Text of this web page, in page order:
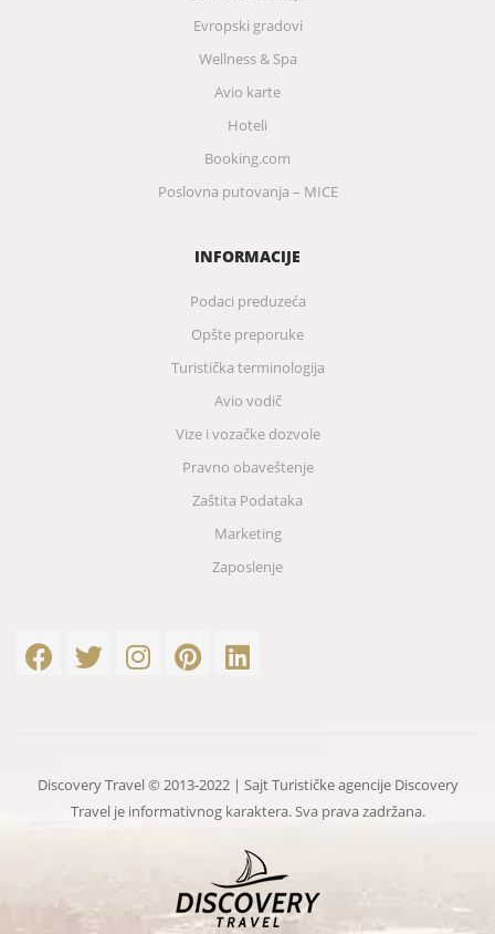
Evropski gradovi
Wellness & Spa
Avio karte
Hoteli
Booking.com
Poslovna putovanja – MICE
INFORMACIJE
Podaci preduzeća
Opšte preporuke
Turistička terminologija
Avio vodič
Vize i vozačke dozvole
Pravno obaveštenje
Zaštita Podataka
Marketing
Zaposlenje
Discovery Travel © 2013-2022 | Sajt Turističke agencije Discovery
Travel je informativnog karaktera. Sva prava zadržana.